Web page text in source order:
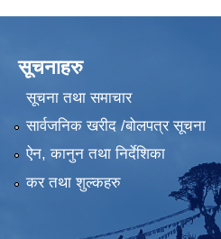
सूचनाहरु
सूचना तथा समाचार
सार्वजनिक खरीद /बोलपत्र सूचना
ऐन, कानुन तथा निर्देशिका
कर तथा शुल्कहरु